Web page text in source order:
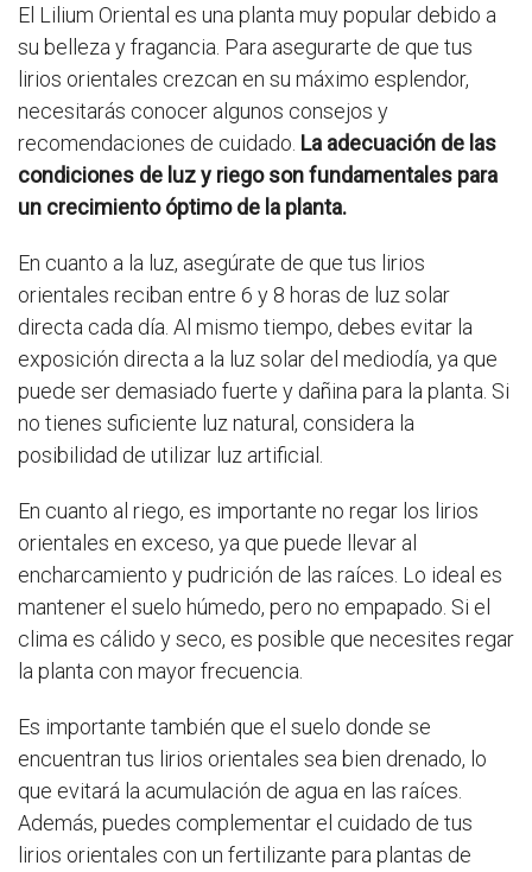
El Lilium Oriental es una planta muy popular debido a
su belleza y fragancia. Para asegurarte de que tus
lirios orientales crezcan en su máximo esplendor,
necesitarás conocer algunos consejos y
recomendaciones de cuidado. La adecuación de las
condiciones de luz y riego son fundamentales para
un crecimiento óptimo de la planta.
En cuanto a la luz, asegúrate de que tus lirios
orientales reciban entre 6 y 8 horas de luz solar
directa cada día. Al mismo tiempo, debes evitar la
exposición directa a la luz solar del mediodía, ya que
puede ser demasiado fuerte y dañina para la planta. Si
no tienes suficiente luz natural, considera la
posibilidad de utilizar luz artificial.
En cuanto al riego, es importante no regar los lirios
orientales en exceso, ya que puede llevar al
encharcamiento y pudrición de las raíces. Lo ideal es
mantener el suelo húmedo, pero no empapado. Si el
clima es cálido y seco, es posible que necesites regar
la planta con mayor frecuencia.
Es importante también que el suelo donde se
encuentran tus lirios orientales sea bien drenado, lo
que evitará la acumulación de agua en las raíces.
Además, puedes complementar el cuidado de tus
lirios orientales con un fertilizante para plantas de